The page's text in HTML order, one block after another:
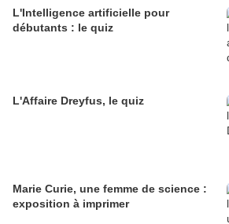
L'Intelligence artificielle pour
débutants : le quiz
L'Affaire Dreyfus, le quiz
Marie Curie, une femme de science :
exposition à imprimer